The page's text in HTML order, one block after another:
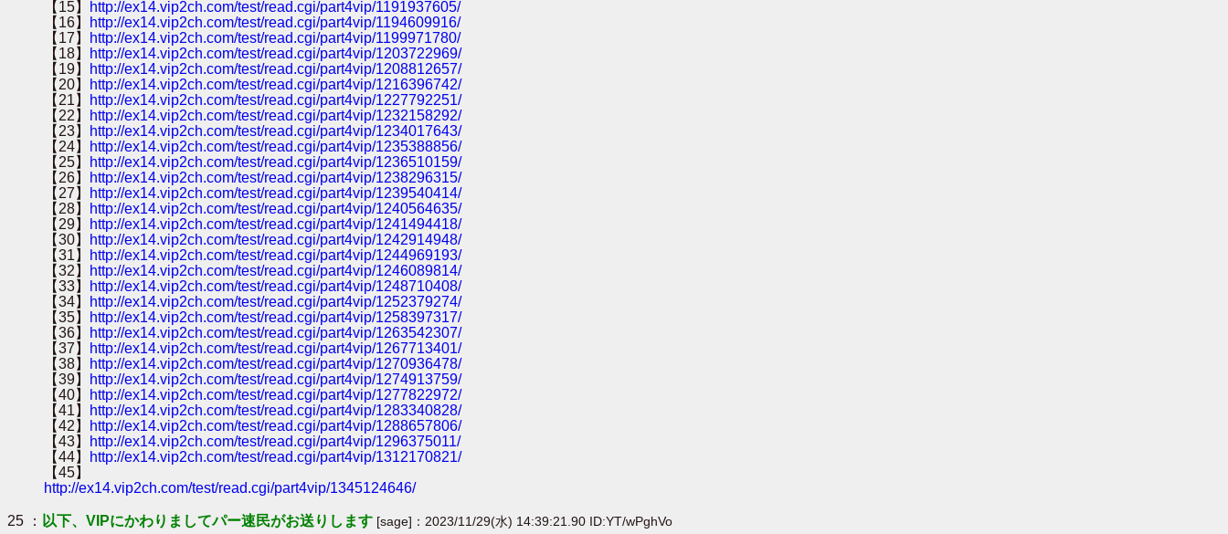
【15】
http://ex14.vip2ch.com/test/read.cgi/part4vip/1191937605/
【16】
http://ex14.vip2ch.com/test/read.cgi/part4vip/1194609916/
【17】
http://ex14.vip2ch.com/test/read.cgi/part4vip/1199971780/
【18】
http://ex14.vip2ch.com/test/read.cgi/part4vip/1203722969/
【19】
http://ex14.vip2ch.com/test/read.cgi/part4vip/1208812657/
【20】
http://ex14.vip2ch.com/test/read.cgi/part4vip/1216396742/
【21】
http://ex14.vip2ch.com/test/read.cgi/part4vip/1227792251/
【22】
http://ex14.vip2ch.com/test/read.cgi/part4vip/1232158292/
【23】
http://ex14.vip2ch.com/test/read.cgi/part4vip/1234017643/
【24】
http://ex14.vip2ch.com/test/read.cgi/part4vip/1235388856/
【25】
http://ex14.vip2ch.com/test/read.cgi/part4vip/1236510159/
【26】
http://ex14.vip2ch.com/test/read.cgi/part4vip/1238296315/
【27】
http://ex14.vip2ch.com/test/read.cgi/part4vip/1239540414/
【28】
http://ex14.vip2ch.com/test/read.cgi/part4vip/1240564635/
【29】
http://ex14.vip2ch.com/test/read.cgi/part4vip/1241494418/
【30】
http://ex14.vip2ch.com/test/read.cgi/part4vip/1242914948/
【31】
http://ex14.vip2ch.com/test/read.cgi/part4vip/1244969193/
【32】
http://ex14.vip2ch.com/test/read.cgi/part4vip/1246089814/
【33】
http://ex14.vip2ch.com/test/read.cgi/part4vip/1248710408/
【34】
http://ex14.vip2ch.com/test/read.cgi/part4vip/1252379274/
【35】
http://ex14.vip2ch.com/test/read.cgi/part4vip/1258397317/
【36】
http://ex14.vip2ch.com/test/read.cgi/part4vip/1263542307/
【37】
http://ex14.vip2ch.com/test/read.cgi/part4vip/1267713401/
【38】
http://ex14.vip2ch.com/test/read.cgi/part4vip/1270936478/
【39】
http://ex14.vip2ch.com/test/read.cgi/part4vip/1274913759/
【40】
http://ex14.vip2ch.com/test/read.cgi/part4vip/1277822972/
【41】
http://ex14.vip2ch.com/test/read.cgi/part4vip/1283340828/
【42】
http://ex14.vip2ch.com/test/read.cgi/part4vip/1288657806/
【43】
http://ex14.vip2ch.com/test/read.cgi/part4vip/1296375011/
【44】
http://ex14.vip2ch.com/test/read.cgi/part4vip/1312170821/
【45】
http://ex14.vip2ch.com/test/read.cgi/part4vip/1345124646/
25 ： 以下、VIPにかわりましてパー速民がお送りします [sage]：2023/11/29(水) 14:39:21.90 ID:YT/wPghVo